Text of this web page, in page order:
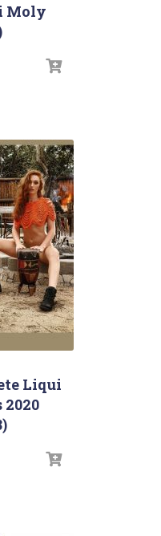
Moly
Liqui